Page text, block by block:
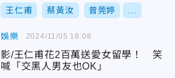
王仁甫 蔡黃汝 曾莞婷
娛樂
影/王仁甫花2百萬送愛女留學！ 笑
喊「交黑人男友也OK」
2024/11/05 18:08